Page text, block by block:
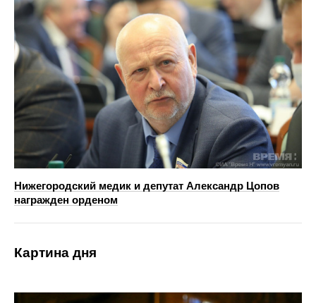
Нижегородский медик и депутат Александр Цопов
награжден орденом
Картина дня